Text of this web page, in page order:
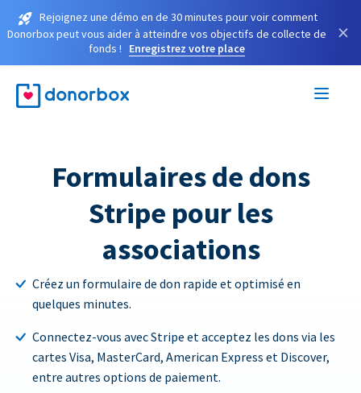
Rejoignez une démo en de 30 minutes pour voir comment
Donorbox peut vous aider à atteindre vos objectifs de collecte de
fonds !
Enregistrez votre place
×
Formulaires de dons
Stripe pour les
associations
Créez un formulaire de don rapide et optimisé en
quelques minutes.
Connectez-vous avec Stripe et acceptez les dons via les
cartes Visa, MasterCard, American Express et Discover,
entre autres options de paiement.